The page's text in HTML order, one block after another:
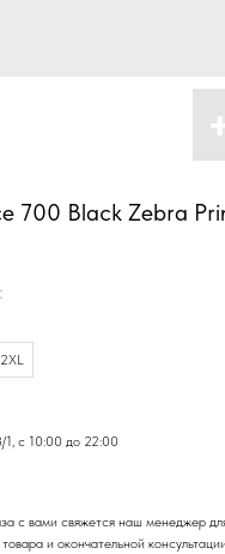
700 Black Zebra
2XL
с 10:00 до 22:00
с вами свяжется наш менеджер
и окончательной